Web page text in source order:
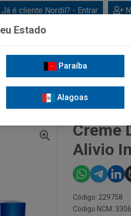
Já é cliente Nordil? - Entrar
SENSITIVE PRO ALIVIO IMEDIATO EXTREME
Creme
Alivio
Código: 229758
Código NCM:
Estado
Paraíba
Alagoas